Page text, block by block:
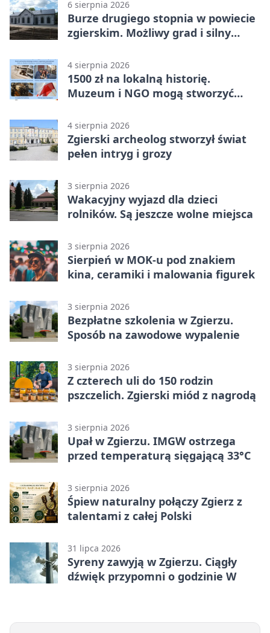
6 sierpnia 2026
Burze drugiego stopnia w powiecie
zgierskim. Możliwy grad i silny
4 sierpnia 2026
1500 zł na lokalną historię.
Muzeum i NGO mogą stworzyć
4 sierpnia 2026
Zgierski archeolog stworzył świat
pełen intryg i grozy
3 sierpnia 2026
Wakacyjny wyjazd dla dzieci
rolników. Są jeszcze wolne miejsca
3 sierpnia 2026
Sierpień w MOK-u pod znakiem
kina, ceramiki i malowania figurek
3 sierpnia 2026
Bezpłatne szkolenia w Zgierzu.
Sposób na zawodowe wypalenie
3 sierpnia 2026
Z czterech uli do 150 rodzin
pszczelich. Zgierski miód z nagrodą
3 sierpnia 2026
Upał w Zgierzu. IMGW ostrzega
przed temperaturą sięgającą 33°C
3 sierpnia 2026
Śpiew naturalny połączy Zgierz z
talentami z całej Polski
31 lipca 2026
Syreny zawyją w Zgierzu. Ciągły
dźwięk przypomni o godzinie W